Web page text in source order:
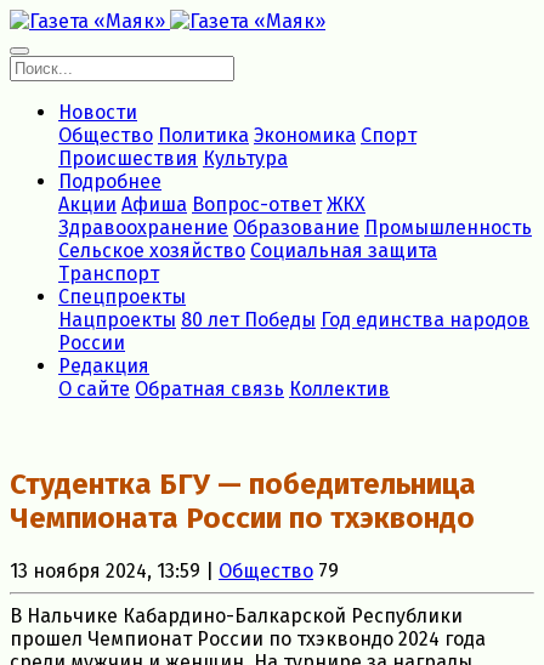
Новости
Общество Политика Экономика Спорт
Происшествия Культура
Подробнее
Акции Афиша Вопрос-ответ ЖКХ
Здравоохранение Образование Промышленность
Сельское хозяйство Социальная защита
Транспорт
Спецпроекты
Нацпроекты 80 лет Победы Год единства народов
России
Редакция
О сайте Обратная связь Коллектив
Студентка БГУ — победительница
Чемпионата России по тхэквондо
13 ноября 2024, 13:59 | Общество 79
В Нальчике Кабардино-Балкарской Республики
прошел Чемпионат России по тхэквондо 2024 года